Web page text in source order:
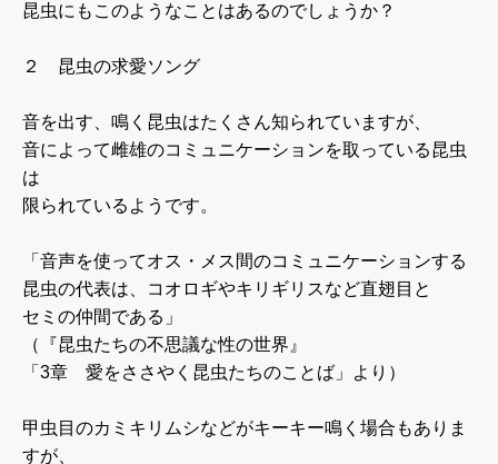
昆虫にもこのようなことはあるのでしょうか？
２ 昆虫の求愛ソング
音を出す、鳴く昆虫はたくさん知られていますが、
音によって雌雄のコミュニケーションを取っている昆虫
は
限られているようです。
「音声を使ってオス・メス間のコミュニケーションする
昆虫の代表は、コオロギやキリギリスなど直翅目と
セミの仲間である」
（『昆虫たちの不思議な性の世界』
「3章 愛をささやく昆虫たちのことば」より）
甲虫目のカミキリムシなどがキーキー鳴く場合もありま
すが、